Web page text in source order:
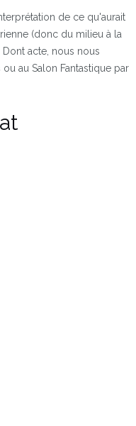
de ce qu'aurait
(donc du milieu à la
acte, nous nous
au Salon Fantastique par